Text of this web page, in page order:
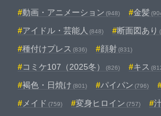
動画・アニメーション (948) 金髪
アイドル・芸能人 (848) 断面図あり
種付けプレス (836) 顔射(831)
コミケ107（2025冬） (826) キス
褐色・日焼け (801) パイパン (796)
メイド (759) 変身ヒロイン (757)